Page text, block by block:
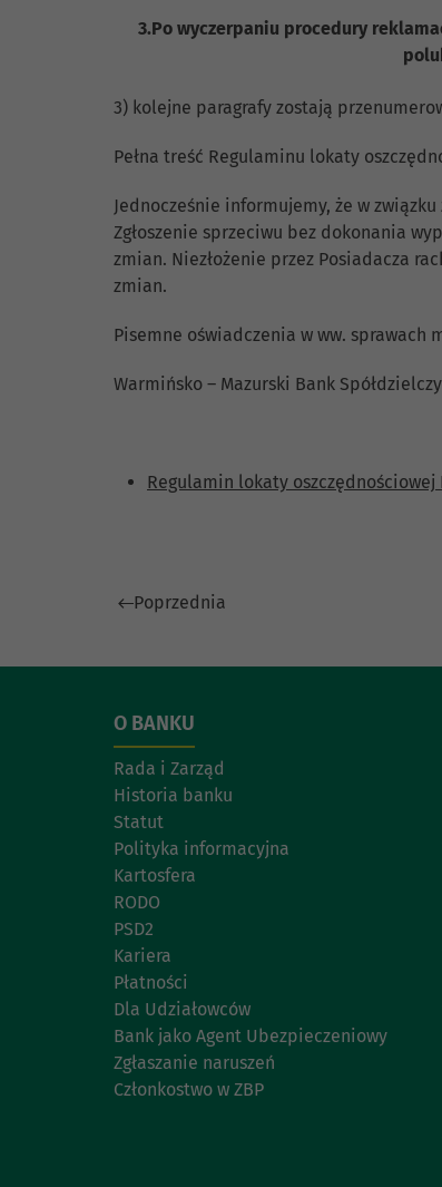
3.Po wyczerpaniu procedury
3) kolejne paragrafy zostają
Pełna treść Regulaminu lokaty
Jednocześnie informujemy, że w
Zgłoszenie sprzeciwu bez dokonania
zmian. Niezłożenie przez Posiadacza
zmian.
Pisemne oświadczenia w ww. sprawach
Warmińsko – Mazurski Bank Spółdzielczy
Regulamin lokaty oszczędnościowej
Poprzednia
O BANKU
Rada i Zarząd
Historia banku
Statut
Polityka informacyjna
Kartosfera
RODO
PSD2
Kariera
Płatności
Dla Udziałowców
Bank jako Agent Ubezpieczeniowy
Zgłaszanie naruszeń
Członkostwo w ZBP